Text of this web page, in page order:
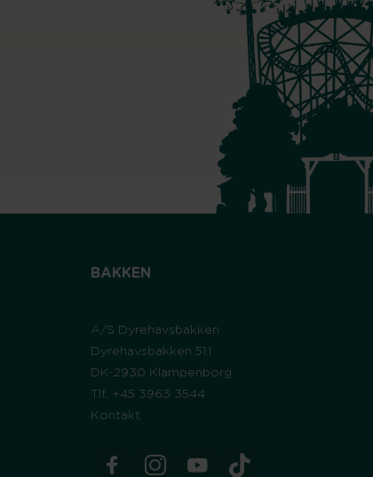
BAKKEN
A/S Dyrehavsbakken
Dyrehavsbakken 51.1
DK-2930 Klampenborg
Tlf. +45 3963 3544
Kontakt